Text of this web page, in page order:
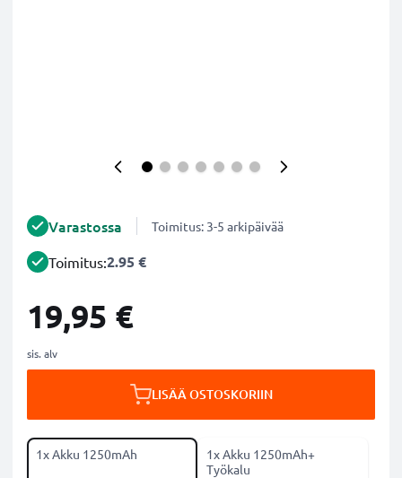
Varastossa Toimitus: 3-5 arkipäivää
Toimitus:2.95 €
19,95 €
sis. alv
LISÄÄ OSTOSKORIIN
1x Akku 1250mAh
1x Akku 1250mAh+
Työkalu